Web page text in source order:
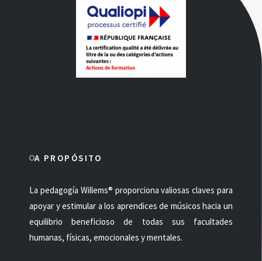
A PROPÓSITO
La pedagogía Willems® proporciona valiosas claves para
apoyar y estimular a los aprendices de músicos hacia un
equilibrio beneficioso de todas sus facultades
humanas, físicas, emocionales y mentales.